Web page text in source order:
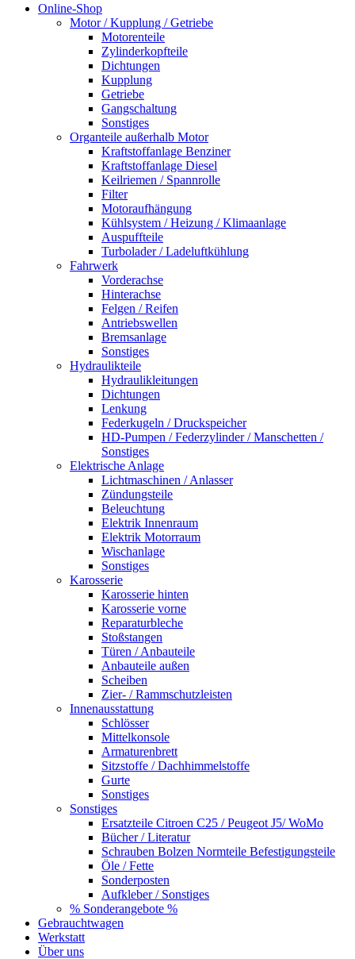
Online-Shop
Motor / Kupplung / Getriebe
Motorenteile
Zylinderkopfteile
Dichtungen
Kupplung
Getriebe
Gangschaltung
Sonstiges
Organteile außerhalb Motor
Kraftstoffanlage Benziner
Kraftstoffanlage Diesel
Keilriemen / Spannrolle
Filter
Motoraufhängung
Kühlsystem / Heizung / Klimaanlage
Auspuffteile
Turbolader / Ladeluftkühlung
Fahrwerk
Vorderachse
Hinterachse
Felgen / Reifen
Antriebswellen
Bremsanlage
Sonstiges
Hydraulikteile
Hydraulikleitungen
Dichtungen
Lenkung
Federkugeln / Druckspeicher
HD-Pumpen / Federzylinder / Manschetten /
Sonstiges
Elektrische Anlage
Lichtmaschinen / Anlasser
Zündungsteile
Beleuchtung
Elektrik Innenraum
Elektrik Motorraum
Wischanlage
Sonstiges
Karosserie
Karosserie hinten
Karosserie vorne
Reparaturbleche
Stoßstangen
Türen / Anbauteile
Anbauteile außen
Scheiben
Zier- / Rammschutzleisten
Innenausstattung
Schlösser
Mittelkonsole
Armaturenbrett
Sitzstoffe / Dachhimmelstoffe
Gurte
Sonstiges
Sonstiges
Ersatzteile Citroen C25 / Peugeot J5/ WoMo
Bücher / Literatur
Schrauben Bolzen Normteile Befestigungsteile
Öle / Fette
Sonderposten
Aufkleber / Sonstiges
% Sonderangebote %
Gebrauchtwagen
Werkstatt
Über uns